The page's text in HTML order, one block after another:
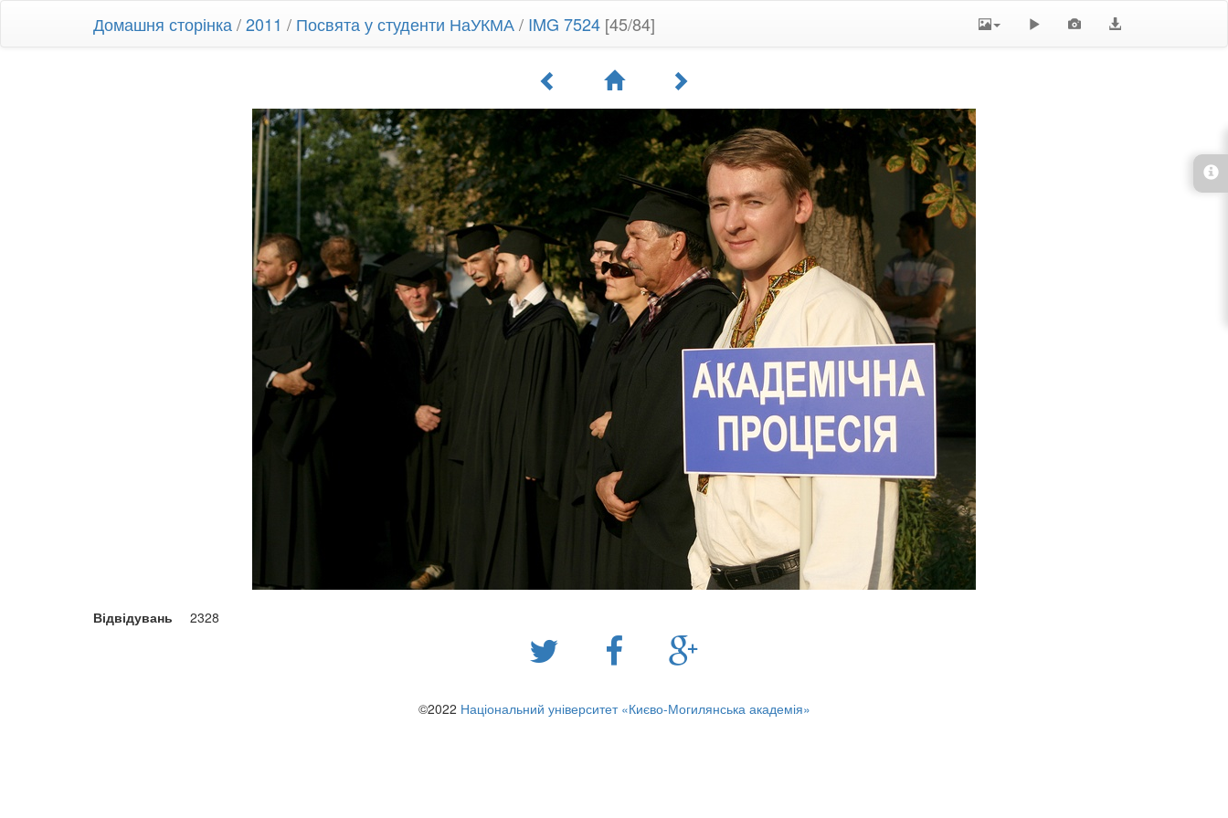
Домашня сторінка /2011 / Посвята у студенти НаУКМА/ IMG 7524 [45/84]
Відвідувань 2328
©2022 Національний університет «Києво-Могилянська академія»